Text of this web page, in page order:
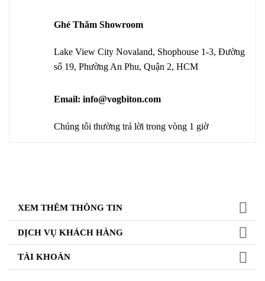
Ghé Thăm Showroom
Lake View City Novaland, Shophouse 1-3, Đường
số 19, Phường An Phu, Quận 2, HCM
Email: info@vogbiton.com
Chúng tôi thường trả lời trong vòng 1 giờ
XEM THÊM THÔNG TIN
DỊCH VỤ KHÁCH HÀNG
TÀI KHOẢN